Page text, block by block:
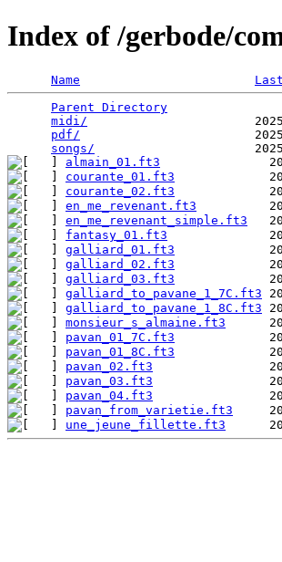
Index of /gerbode/
Name
Parent Directory
midi/
pdf/
songs/
almain_01.ft3
courante_01.ft3
courante_02.ft3
en_me_revenant.ft3
en_me_revenant_simple.ft3
fantasy_01.ft3
galliard_01.ft3
galliard_02.ft3
galliard_03.ft3
galliard_to_pavane_1_7C.ft3
galliard_to_pavane_1_8C.ft3
monsieur_s_almaine.ft3
pavan_01_7C.ft3
pavan_01_8C.ft3
pavan_02.ft3
pavan_03.ft3
pavan_04.ft3
pavan_from_varietie.ft3
une_jeune_fillette.ft3